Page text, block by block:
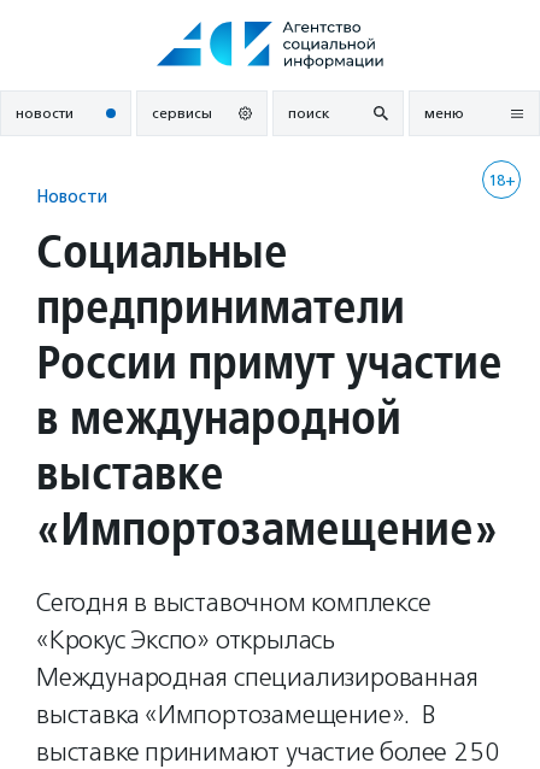
новости сервисы поиск меню
18+
Новости
Социальные
предприниматели
России примут участие
в международной
выставке
«Импортозамещение»
Сегодня в выставочном комплексе
«Крокус Экспо» открылась
Международная специализированная
выставка «Импортозамещение». В
выставке принимают участие более 250